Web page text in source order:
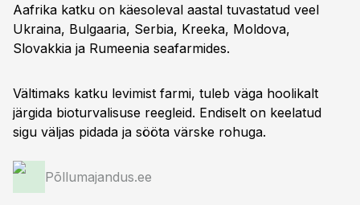
Aafrika katku on käesoleval aastal tuvastatud veel
Ukraina, Bulgaaria, Serbia, Kreeka, Moldova,
Slovakkia ja Rumeenia seafarmides.
Vältimaks katku levimist farmi, tuleb väga hoolikalt
järgida bioturvalisuse reegleid. Endiselt on keelatud
sigu väljas pidada ja sööta värske rohuga.
Põllumajandus.ee